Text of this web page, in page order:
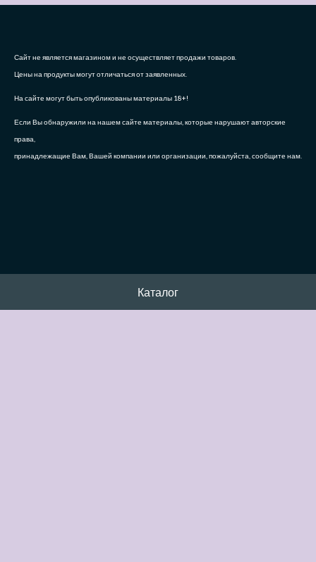
Сайт не является магазином и не осуществляет продажи товаров.
Цены на продукты могут отличаться от заявленных.
На сайте могут быть опубликованы материалы 18+!
Если Вы обнаружили на нашем сайте материалы, которые нарушают авторские
права,
принадлежащие Вам, Вашей компании или организации, пожалуйста, сообщите нам.
Каталог